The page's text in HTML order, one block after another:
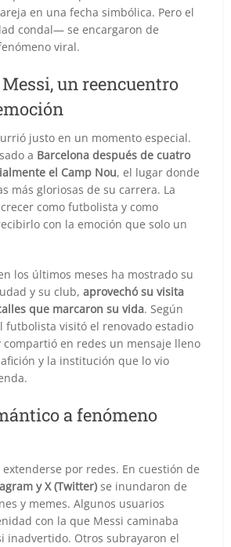
en una fecha simbólica. Pero el
condal— se encargaron de
viral.
un reencuentro
justo en un momento especial.
a Barcelona después de cuatro
el Camp Nou, el lugar donde
más gloriosas de su carrera. La
como futbolista y como
con la emoción que solo un
los últimos meses ha mostrado su
y su club,aprovechó su visita
que marcaron su vida. Según
futbolista visitó el renovado estadio
compartió en redes un mensaje lleno
y la institución que lo vio
a fenómeno
por redes. En cuestión de
y X (Twitter) se inundaron de
y memes. Algunos usuarios
con la que Messi caminaba
inadvertido. Otros subrayaron el